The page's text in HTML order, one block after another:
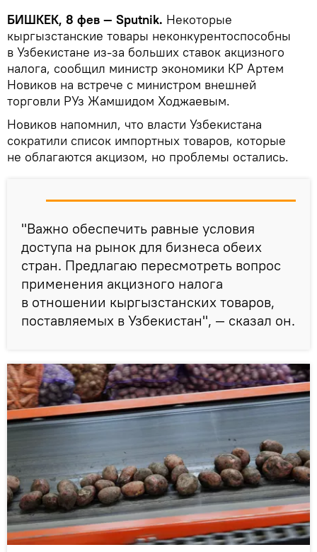
БИШКЕК, 8 фев — Sputnik. Некоторые
кыргызстанские товары неконкурентоспособны
в Узбекистане из-за больших ставок акцизного
налога, сообщил министр экономики КР Артем
Новиков на встрече с министром внешней
торговли РУз Жамшидом Ходжаевым.
Новиков напомнил, что власти Узбекистана
сократили список импортных товаров, которые
не облагаются акцизом, но проблемы остались.
"Важно обеспечить равные условия
доступа на рынок для бизнеса обеих
стран. Предлагаю пересмотреть вопрос
применения акцизного налога
в отношении кыргызстанских товаров,
поставляемых в Узбекистан", — сказал он.